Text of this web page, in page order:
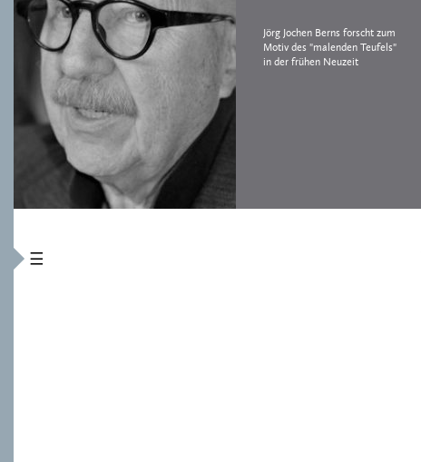
Jörg Jochen Berns forscht zum
Motiv des "malenden Teufels"
in der frühen Neuzeit